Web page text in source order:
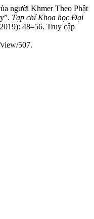
người Khmer Theo Phật
Tạp chí Khoa học Đại
48–56. Truy cập
507.